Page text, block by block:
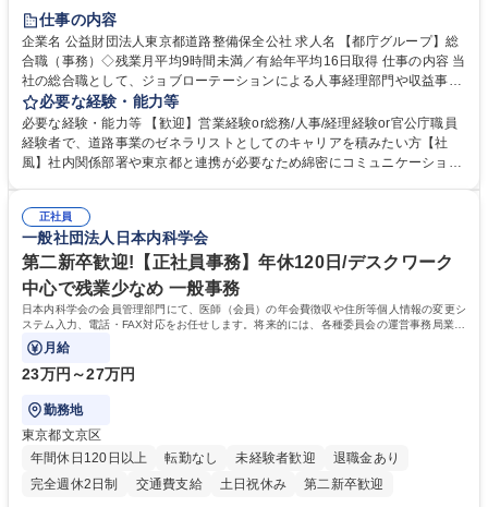
研修あり
退職金あり
駅近5分以内
資格取得手当あり 食事補助あり
仕事の内容
企業名 公益財団法人東京都道路整備保全公社 求人名 【都庁グループ】総
合職（事務）◇残業月平均9時間未満／有給年平均16日取得 仕事の内容 当
社の総合職として、ジョブローテーションによる人事経理部門や収益事業
等のフロント部門の部署等幅広い部署での業務をお任せいたします。研修
制度やキャリア支援が充実しております！ ※下記業務詳細 【業務詳細】■
管理部門：広報、人事、経理など当公社の運営に係る管理業務 ■収益部
門：駐車場の新規開拓、管理運営、新宿駅西口広場の「イベントコーナ
道路施設や道路工事現場の見学ツアー事業 ※入社後は上記いずれかの部門
へ配属。※業務内容変更の範囲：会社の定める業務 募集職種 【都庁グル
ープ】総合職（事務）◇残業月平均9時間未満／有給年平均16日取得
必要な経験・能力等
必要な経験・能力等 【歓迎】営業経験or総務/人事/経理経験or官公庁職員
経験者で、道路事業のゼネラリストとしてのキャリアを積みたい方【社
風】社内関係部署や東京都と連携が必要なため綿密にコミュニケーション
部門など多岐に渡る業務を経験できます。 ■様々なプロジェクト：駐車場
事業の他、新宿駅西口広場内に設置された照明を兼ねた広告「ブライトサ
イン」の管理運営を行うなど、事業収益を生み出す活動を積極的に行って
います。 学歴・資格 学歴：大学院 大学 高専 短大 専修学校 高校 語学力：
資格：
正社員
一般社団法人日本内科学会
第二新卒歓迎!【正社員事務】年休120日/デスクワーク
中心で残業少なめ 一般事務
日本内科学会の会員管理部門にて、医師（会員）の年会費徴収や住所等個人情報の変更シ
ステム入力、電話・FAX対応をお任せします。将来的には、各種委員会の運営事務局業務
などにも幅広く携わっていただきます。
月給
23万円～27万円
勤務地
東京都文京区
年間休日120日以上
転勤なし 未経験者歓迎
退職金あり
完全週休2日制
交通費支給 土日祝休み 第二新卒歓迎